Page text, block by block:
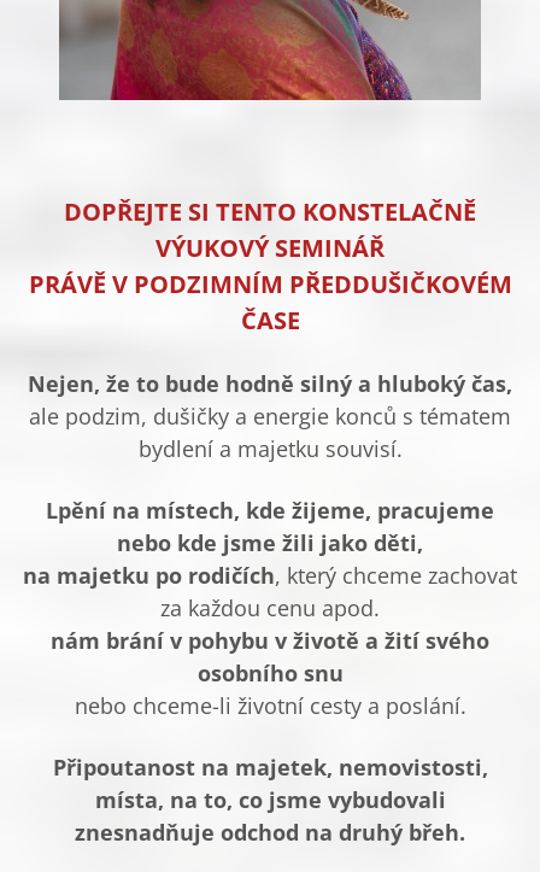
DOPŘEJTE SI TENTO KONSTELAČNĚ
VÝUKOVÝ SEMINÁŘ
PRÁVĚ V PODZIMNÍM PŘEDDUŠIČKOVÉM
ČASE
Nejen, že to bude hodně silný a hluboký čas,
ale podzim, dušičky a energie konců s tématem
bydlení a majetku souvisí.
Lpění na místech, kde žijeme, pracujeme
nebo kde jsme žili jako děti,
na majetku po rodičích, který chceme zachovat
za každou cenu apod.
nám brání v pohybu v životě a žití svého
osobního snu
nebo chceme-li životní cesty a poslání.
Připoutanost na majetek, nemovistosti,
místa, na to, co jsme vybudovali
znesnadňuje odchod na druhý břeh.